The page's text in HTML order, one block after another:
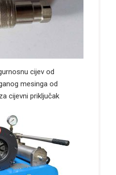
cijev od
mesinga od
cijevni priključak